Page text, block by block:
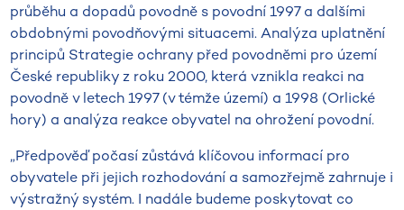
průběhu a dopadů povodně s povodní 1997 a dalšími
obdobnými povodňovými situacemi. Analýza uplatnění
principů Strategie ochrany před povodněmi pro území
České republiky z roku 2000, která vznikla reakci na
povodně v letech 1997 (v témže území) a 1998 (Orlické
hory) a analýza reakce obyvatel na ohrožení povodní.
„Předpověď počasí zůstává klíčovou informací pro
obyvatele při jejich rozhodování a samozřejmě zahrnuje i
výstražný systém. I nadále budeme poskytovat co